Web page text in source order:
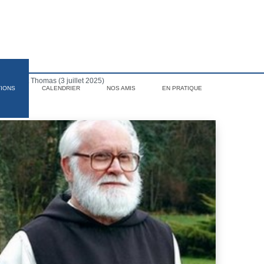
CALENDRIER NOS AMIS EN PRATIQUE
de saint Thomas (3 juillet 2025)